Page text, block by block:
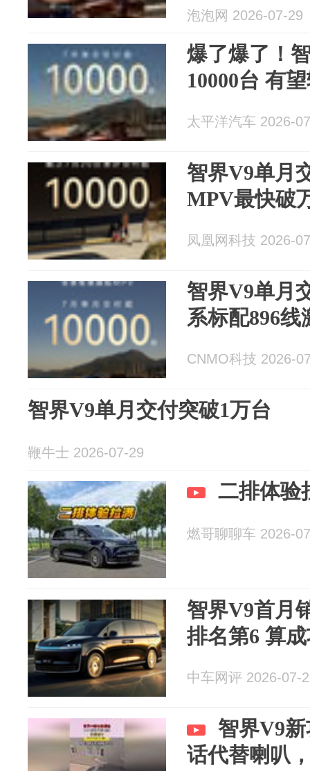
泡泡网 2026-07-29
爆了爆了！
10000台 有
太平洋汽车 2026-
智界V9单月
MPV最快破
凤凰网科技 2026-
智界V9单月
系标配896线
CNMO科技 2026-
智界V9单月交付突破1万台
鞭牛士 2026-07-29
二排体验
燃哥聊聊车 2026-
智界V9首月
排名第6 算
中车网评 2026-07-
智界V9
话代替喇叭